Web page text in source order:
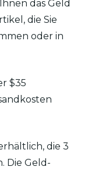
das Geld
die Sie
oder in
$35
die 3
Die Geld-